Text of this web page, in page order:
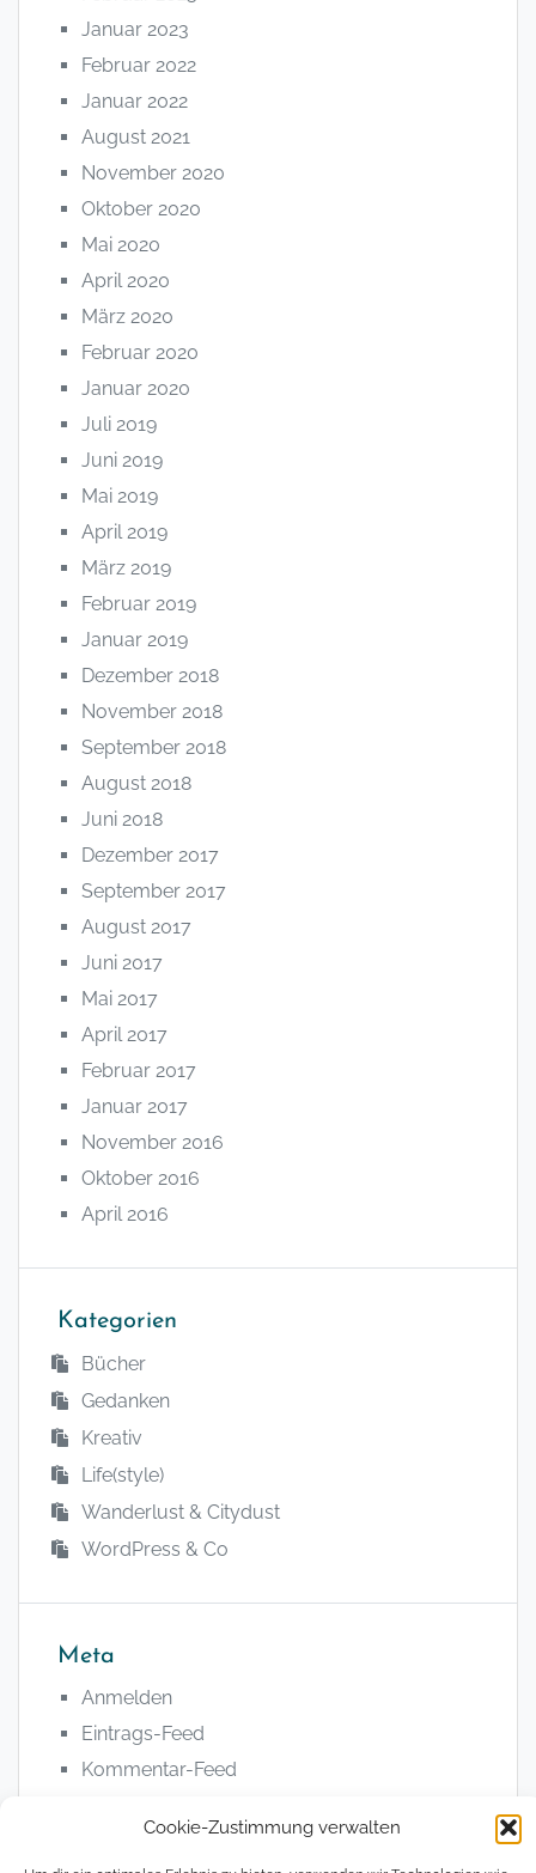
Cookie-Zustimmung verwalten
Januar 2023
Februar 2022
Januar 2022
August 2021
November 2020
Oktober 2020
Mai 2020
April 2020
März 2020
Februar 2020
Januar 2020
Juli 2019
Juni 2019
Mai 2019
April 2019
März 2019
Februar 2019
Januar 2019
Dezember 2018
November 2018
September 2018
August 2018
Juni 2018
Dezember 2017
September 2017
August 2017
Juni 2017
Mai 2017
April 2017
Februar 2017
Januar 2017
November 2016
Oktober 2016
April 2016
Kategorien
Bücher
Gedanken
Kreativ
Life(style)
Wanderlust & Citydust
WordPress & Co
Meta
Anmelden
Eintrags-Feed
Kommentar-Feed